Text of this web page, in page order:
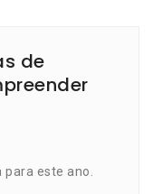
de
este ano.